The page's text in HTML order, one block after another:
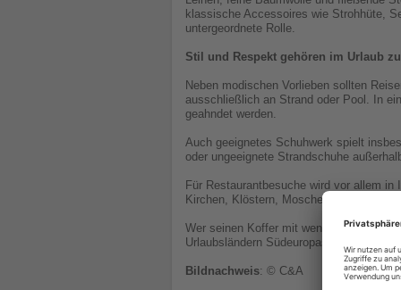
klassische Accessoires wie Strohhüte,
untergeordnete Rolle.
Stil und Respekt gehören im Urlaub
Neben modischen Vorlieben sollten
ausschließlich an Strand oder Pool. In
geahndet werden.
Auch geeignetes Schuhwerk spielt
oder ungeeignete Strandschuhe
Für Restaurantbesuche wird vor allem
Kirchen, Klöstern, Moscheen oder
Wer seinen Koffer mit wenigen vielseitig
Urlaubsländern Südeuropas nicht nur
Bildnachweis: © C&A